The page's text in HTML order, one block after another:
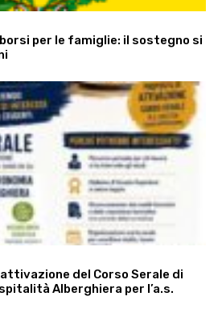
per le famiglie: il sostegno si
del Corso Serale di
Alberghiera per l’a.s.